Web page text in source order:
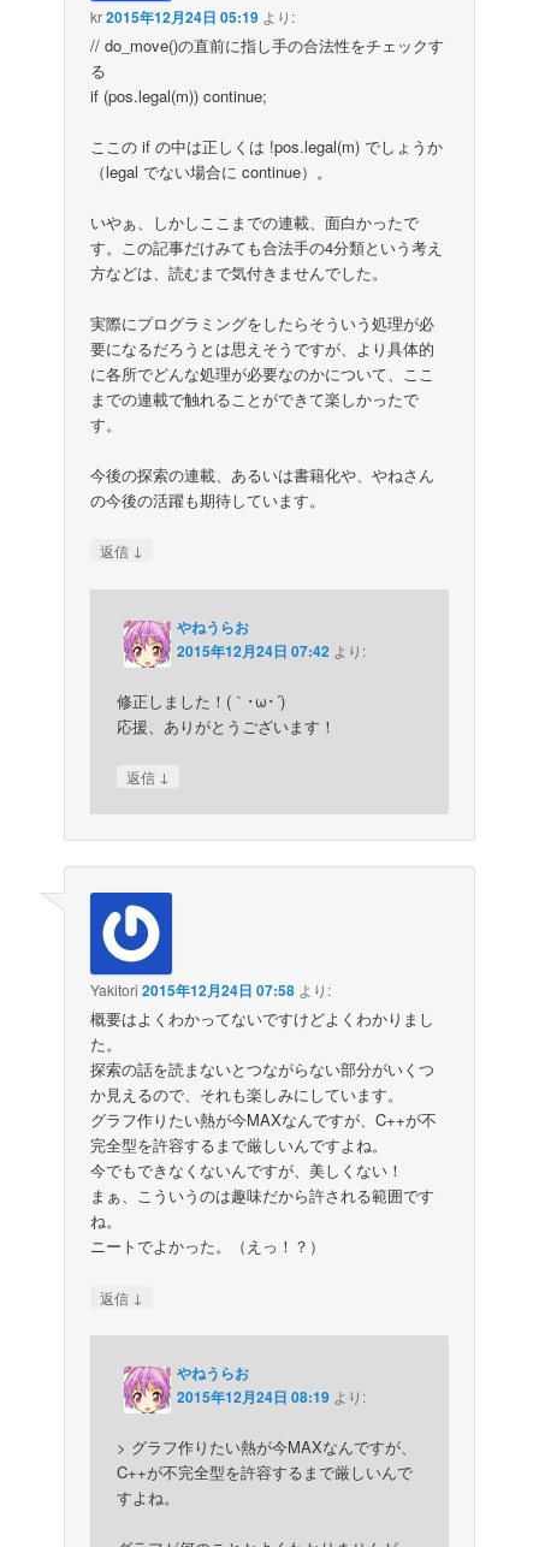
kr2015年12月24日 05:19 より:
// do_move()の直前に指し手の合法性をチェックす
る
if (pos.legal(m)) continue;
ここの if の中は正しくは !pos.legal(m) でしょうか
（legal でない場合に continue）。
いやぁ、しかしここまでの連載、面白かったで
す。この記事だけみても合法手の4分類という考え
方などは、読むまで気付きませんでした。
実際にプログラミングをしたらそういう処理が必
要になるだろうとは思えそうですが、より具体的
に各所でどんな処理が必要なのかについて、ここ
までの連載で触れることができて楽しかったで
す。
今後の探索の連載、あるいは書籍化や、やねさん
の今後の活躍も期待しています。
返信 ↓
やねうらお
2015年12月24日 07:42 より:
修正しました！(｀･ω･´)ゞ
応援、ありがとうございます！
返信 ↓
Yakitori 2015年12月24日 07:58 より:
概要はよくわかってないですけどよくわかりまし
た。
探索の話を読まないとつながらない部分がいくつ
か見えるので、それも楽しみにしています。
グラフ作りたい熱が今MAXなんですが、C++が不
完全型を許容するまで厳しいんですよね。
今でもできなくないんですが、美しくない！
まぁ、こういうのは趣味だから許される範囲です
ね。
ニートでよかった。（えっ！？）
返信 ↓
やねうらお
2015年12月24日 08:19 より:
> グラフ作りたい熱が今MAXなんですが、
C++が不完全型を許容するまで厳しいんで
すよね。